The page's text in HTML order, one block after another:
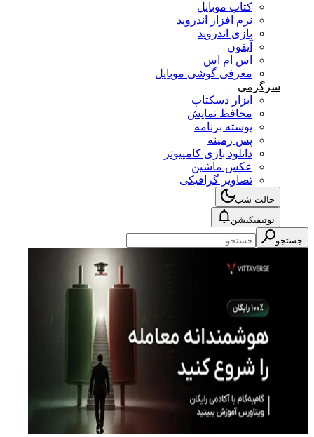
کتاب موبایل
نرم افزار اندروید
بازی اندروید
آیفون
اس ام اس
معرفی گوشی موبایل
سرگرمی
ابزار دسکتاپ
محافظ نمایش
پوسته برنامه
پس زمینه
دانلود بازی کامپیوتر
عکس ماشین
تصاویر گرافیکی
حالت شب
نوتیفیکیشن
جستجو